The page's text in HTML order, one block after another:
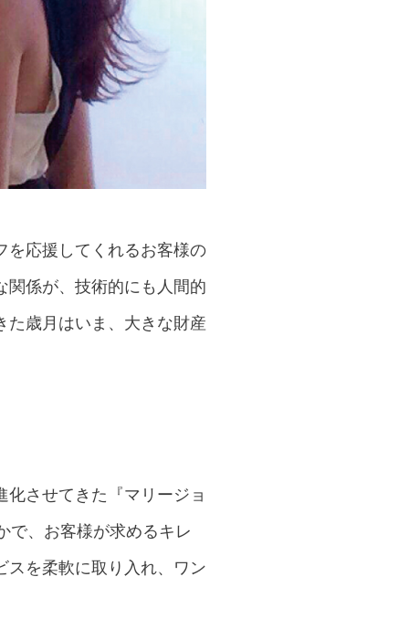
を応援してくれるお客様の
関係が、技術的にも人間的
た歳月はいま、大きな財産
させてきた『マリージョ
で、お客様が求めるキレ
スを柔軟に取り入れ、ワン